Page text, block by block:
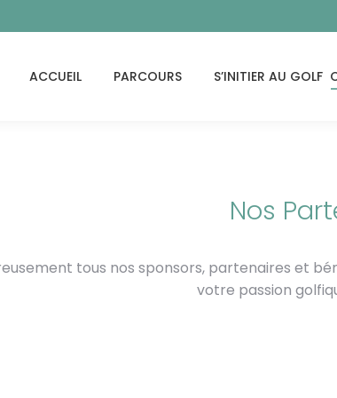
ACCUEIL PARCOURS S’INITIER AU GOLF
Nos
tous nos sponsors, partenaires et
votre passion